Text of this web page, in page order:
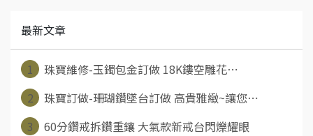
最新文章
1
珠寶維修-玉鐲包金訂做 18K鏤空雕花⋯
2
珠寶訂做-珊瑚鑽墜台訂做 高貴雅緻~讓您⋯
3
60分鑽戒拆鑽重鑲 大氣款新戒台閃爍耀眼